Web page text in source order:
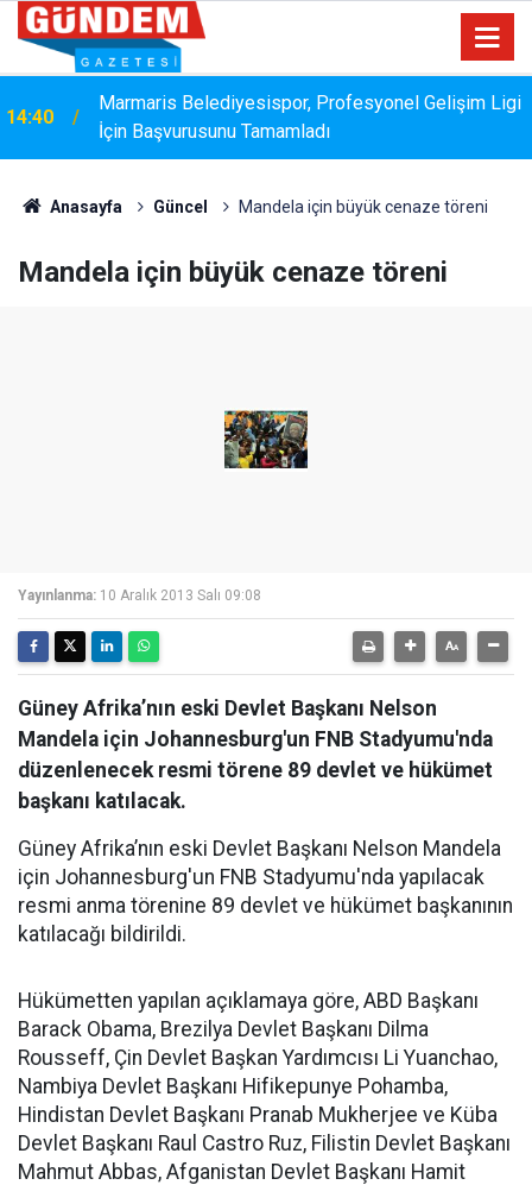
14:40
Marmaris Belediyesispor, Profesyonel Gelişim Ligi
İçin Başvurusunu Tamamladı
Anasayfa Güncel Mandela için büyük cenaze töreni
Mandela için büyük cenaze töreni
Yayınlanma: 10 Aralık 2013 Salı 09:08
Güney Afrika’nın eski Devlet Başkanı Nelson
Mandela için Johannesburg'un FNB Stadyumu'nda
düzenlenecek resmi törene 89 devlet ve hükümet
başkanı katılacak.
Güney Afrika’nın eski Devlet Başkanı Nelson Mandela
için Johannesburg'un FNB Stadyumu'nda yapılacak
resmi anma törenine 89 devlet ve hükümet başkanının
katılacağı bildirildi.
Hükümetten yapılan açıklamaya göre, ABD Başkanı
Barack Obama, Brezilya Devlet Başkanı Dilma
Rousseff, Çin Devlet Başkan Yardımcısı Li Yuanchao,
Nambiya Devlet Başkanı Hifikepunye Pohamba,
Hindistan Devlet Başkanı Pranab Mukherjee ve Küba
Devlet Başkanı Raul Castro Ruz, Filistin Devlet Başkanı
Mahmut Abbas, Afganistan Devlet Başkanı Hamit